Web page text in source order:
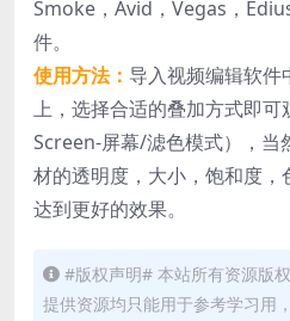
Smoke，Avid，Vegas，
件。
使用方法： 导入视频编辑软件
上，选择合适的叠加方式即可
Screen-屏幕/滤色模式），当
材的透明度，大小，饱和度
达到更好的效果。
#版权声明# 本站所有资源版
提供资源均只能用于参考学习用